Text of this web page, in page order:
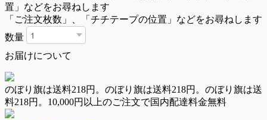
置」などをお尋ねします
「ご注文枚数」、「チチテープの位置」などをお尋ねします
数量
お届けについて
のぼり旗は送料218円 。 のぼり旗は送料218円 。 のぼり旗は送
料218円 。 10,000円以上のご注文で国内配達料金無料